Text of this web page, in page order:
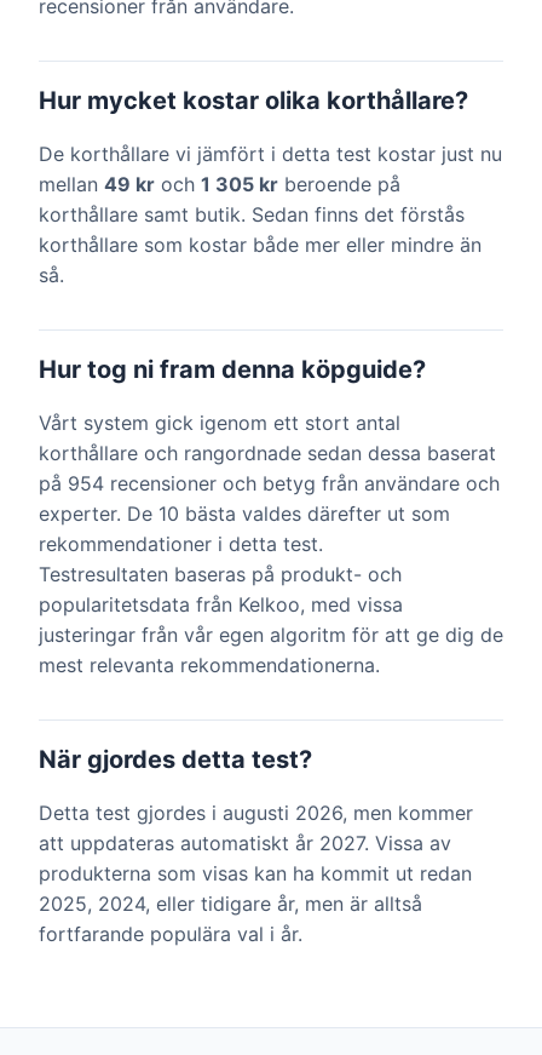
recensioner från användare.
Hur mycket kostar olika korthållare?
De korthållare vi jämfört i detta test kostar just nu
mellan 49 kr och 1 305 kr beroende på
korthållare samt butik. Sedan finns det förstås
korthållare som kostar både mer eller mindre än
så.
Hur tog ni fram denna köpguide?
Vårt system gick igenom ett stort antal
korthållare och rangordnade sedan dessa baserat
på 954 recensioner och betyg från användare och
experter. De 10 bästa valdes därefter ut som
rekommendationer i detta test.
Testresultaten baseras på produkt- och
popularitetsdata från Kelkoo, med vissa
justeringar från vår egen algoritm för att ge dig de
mest relevanta rekommendationerna.
När gjordes detta test?
Detta test gjordes i augusti 2026, men kommer
att uppdateras automatiskt år 2027. Vissa av
produkterna som visas kan ha kommit ut redan
2025, 2024, eller tidigare år, men är alltså
fortfarande populära val i år.